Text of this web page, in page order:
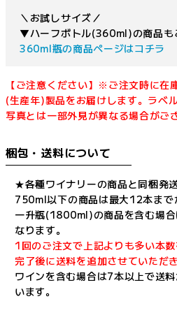
＼お試しサイズ／
▼ハーフボトル(360ml)の商品も
360ml瓶の商品ページはコチラ
【ご注意ください】※ご注文時に在
(生産年)製品をお届けします。ラベ
写真とは一部外見が異なる場合がご
梱包・送料について
★各種ワイナリーの商品と同梱発
750ml以下の商品は最大12本まで
一升瓶(1800ml)の商品を含む場
なります。
1回のご注文で上記よりも多い本
完了後に送料を追加させていただき
ワインを含む場合は7本以上で送
います。